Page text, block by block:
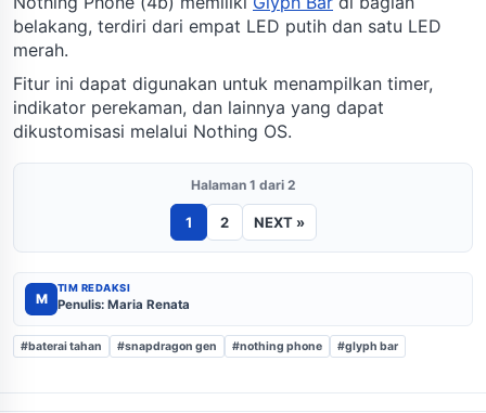
belakang, terdiri dari empat LED putih dan satu LED
merah.
Fitur ini dapat digunakan untuk menampilkan timer,
indikator perekaman, dan lainnya yang dapat
dikustomisasi melalui Nothing OS.
Halaman 1 dari 2
1 2 NEXT »
M
TIM REDAKSI
Penulis: Maria Renata
#baterai tahan #snapdragon gen #nothing phone #glyph bar